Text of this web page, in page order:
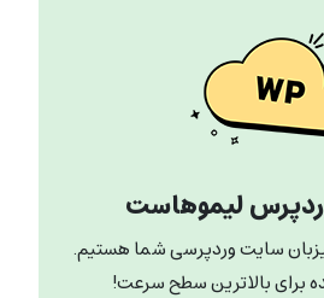
لیموهاست
سایت وردپرسی شما هستیم.
برای بالاترین سطح سرعت!